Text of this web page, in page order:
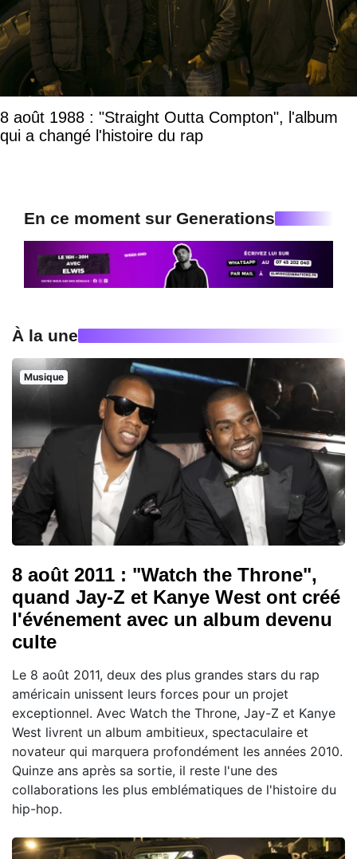
8 août 1988 : "Straight Outta Compton", l'album
qui a changé l'histoire du rap
En ce moment sur Generations
À la une
Musique
8 août 2011 : "Watch the Throne",
quand Jay-Z et Kanye West ont créé
l'événement avec un album devenu
culte
Le 8 août 2011, deux des plus grandes stars du rap
américain unissent leurs forces pour un projet
exceptionnel. Avec Watch the Throne, Jay-Z et Kanye
West livrent un album ambitieux, spectaculaire et
novateur qui marquera profondément les années 2010.
Quinze ans après sa sortie, il reste l'une des
collaborations les plus emblématiques de l'histoire du
hip-hop.